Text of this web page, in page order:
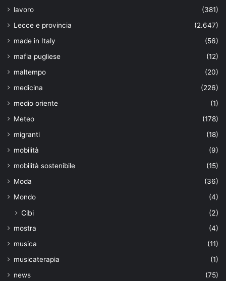
lavoro
(381)
Lecce e provincia
(2.647)
made in Italy
(56)
mafia pugliese
(12)
maltempo
(20)
medicina
(226)
medio oriente
(1)
Meteo
(178)
migranti
(18)
mobilità
(9)
mobilità sostenibile
(15)
Moda
(36)
Mondo
(4)
Cibi (2)
mostra
(4)
musica
(11)
musicaterapia
(1)
news
(75)